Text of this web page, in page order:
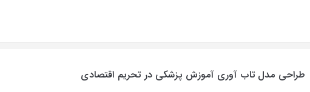
طراحی مدل تاب آوری آموزش پزشکی در تحریم اقتصادی